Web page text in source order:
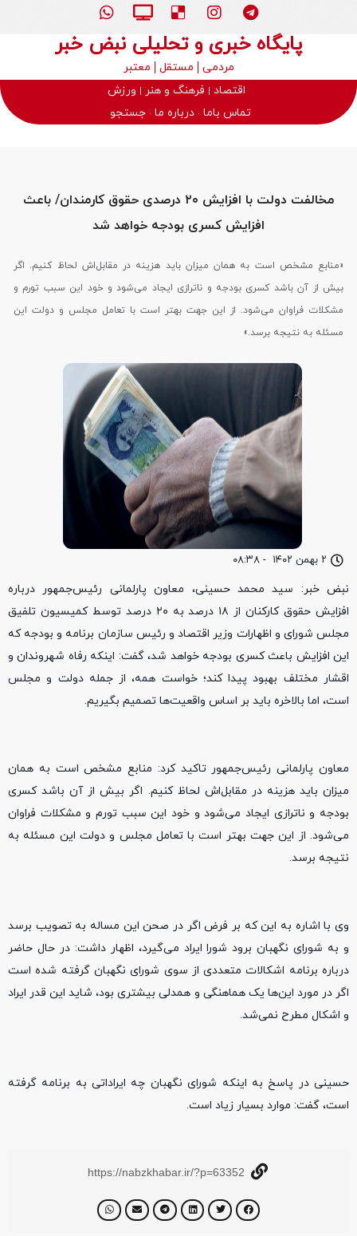
پایگاه خبری و تحلیلی نبض خبر
مردمی مستقل
معتبر
اقتصاد
فرهنگ و هنر
ورزش
تماس باما درباره ما جستجو
۲ بهمن ۱۴۰۲ - ۰۸:۳۸
مخالفت دولت با افزایش ۲۰ درصدی حقوق کارمندان/ باعث
افزایش کسری بودجه خواهد شد
«منابع مشخص است به همان میزان باید هزینه در مقابل‌اش لحاظ کنیم. اگر
بیش از آن باشد کسری بودجه و ناترازی ایجاد می‌شود و خود این سبب تورم و
مشکلات فراوان می‌شود. از این جهت بهتر است با تعامل مجلس و دولت این
مسئله به نتیجه برسد.»
نبض خبر: سید محمد حسینی، معاون پارلمانی رئیس‌جمهور درباره
افزایش حقوق کارکنان از ۱۸ درصد به ۲۰ درصد توسط کمیسیون تلفیق
مجلس شورای و اظهارات وزیر اقتصاد و رئیس سازمان برنامه و بودجه که
این افزایش باعث کسری بودجه خواهد شد، گفت: اینکه رفاه شهروندان و
اقشار مختلف بهبود پیدا کند؛ خواست همه، از جمله دولت و مجلس
است، اما بالاخره باید بر اساس واقعیت‌ها تصمیم بگیریم.
معاون پارلمانی رئیس‌جمهور تاکید کرد: منابع مشخص است به همان
میزان باید هزینه در مقابل‌اش لحاظ کنیم. اگر بیش از آن باشد کسری
بودجه و ناترازی ایجاد می‌شود و خود این سبب تورم و مشکلات فراوان
می‌شود. از این جهت بهتر است با تعامل مجلس و دولت این مسئله به
نتیجه برسد.
وی با اشاره به این که بر فرض اگر در صحن این مساله به تصویب برسد
و به شورای نگهبان برود شورا ایراد می‌گیرد، اظهار داشت: در حال حاضر
درباره برنامه اشکالات متعددی از سوی شورای نگهبان گرفته شده است
اگر در مورد این‌ها یک هماهنگی و همدلی بیشتری بود، شاید این قدر ایراد
و اشکال مطرح نمی‌شد.
حسینی در پاسخ به اینکه شورای نگهبان چه ایراداتی به برنامه گرفته
است، گفت: موارد بسیار زیاد است.
https://nabzkhabar.ir/?p=63352